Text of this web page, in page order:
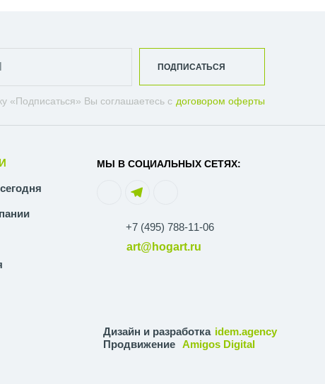
«Подписаться» Вы соглашаетесь с договором оферты
ПОДПИСАТЬСЯ
МЫ В СОЦИАЛЬНЫХ СЕТЯХ:
+7 (495) 788-11-06
art@hogart.ru
Дизайн и разработка idem.agency
Продвижение Amigos Digital